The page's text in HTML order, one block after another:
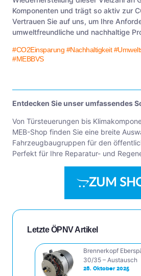
Komponenten und trägt so aktiv zur
Vertrauen Sie auf uns, um Ihre
umweltfreundliche und nachhaltige
#CO2Einsparung #Nachhaltigkeit
#MEBBVS
Entdecken Sie unser umfassendes
Von Türsteuerungen bis
MEB-Shop finden Sie eine breite
Fahrzeugbaugruppen für den
Perfekt für Ihre Reparatur- und
ZUM
Letzte ÖPNV Artikel
Brennerkopf
30/35 – Austausch
28. Oktober 2025